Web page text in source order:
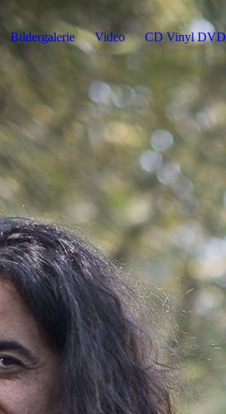
Bildergalerie Video CD Vinyl DVD